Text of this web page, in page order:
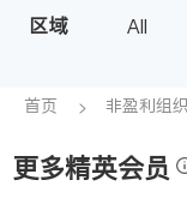
保险理财
银行贷款
建筑装修
区域 All
首页 非盈利组织
更多精英会员